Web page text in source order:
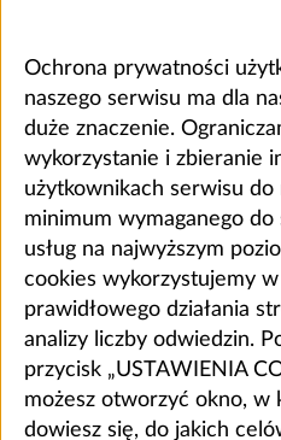
Ochrona prywatności
naszego serwisu ma dla
duże znaczenie.
wykorzystanie i zbieranie
użytkownikach serwisu do
minimum wymaganego do
usług na najwyższym
cookies wykorzystujemy
prawidłowego działania
analizy liczby odwiedzin.
przycisk „USTAWIENIA
możesz otworzyć okno, w
dowiesz się, do jakich